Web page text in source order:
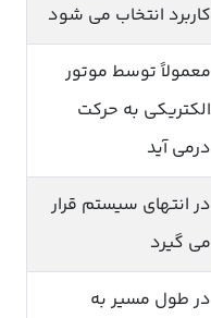
کاربرد انتخاب می شود
معمولاً توسط موتور
الکتریکی به حرکت
درمی آید
در انتهای سیستم قرار
می گیرد
در طول مسیر به